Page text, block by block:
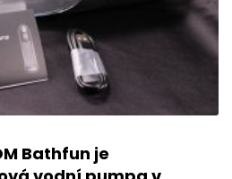
Bathfun je